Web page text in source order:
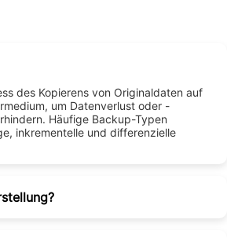
des Kopierens von Originaldaten auf
um Datenverlust oder -
Häufige Backup-Typen
inkrementelle und differenzielle